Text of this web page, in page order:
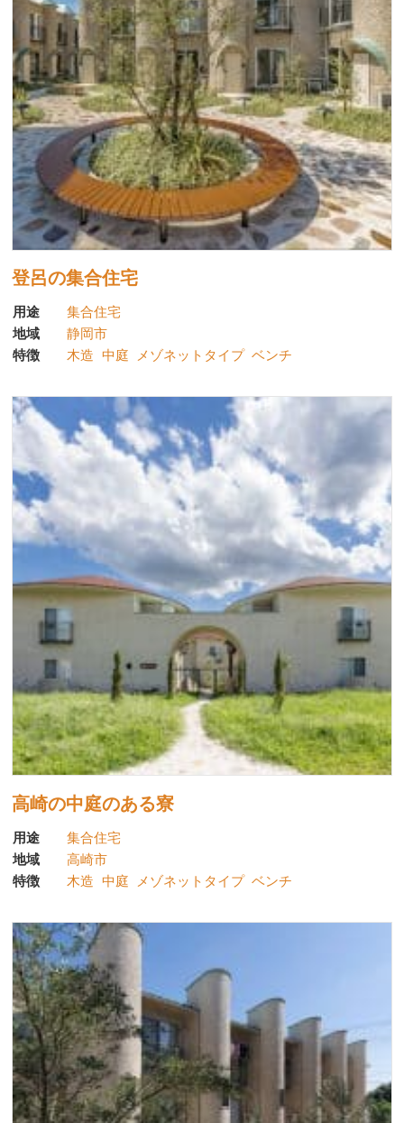
登呂の集合住宅
用途
集合住宅
地域
静岡市
特徴
木造 中庭 メゾネットタイプ ベンチ
高崎の中庭のある寮
用途
集合住宅
地域
高崎市
特徴
木造 中庭 メゾネットタイプ ベンチ